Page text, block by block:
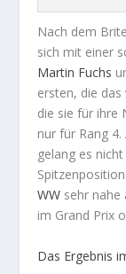
Nach dem
sich mit einer
Martin Fuchs
ersten, die das
die sie für ihre
nur für Rang
gelang es
WW sehr nahe
im Grand Prix
Das Ergebnis